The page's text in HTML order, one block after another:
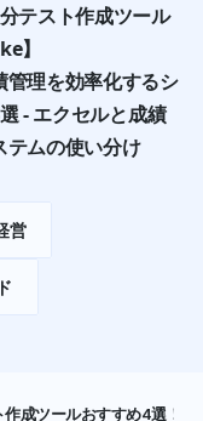
テスト作成ツール
】
管理を効率化するシ
- エクセルと成績
テムの使い分け
営
作成ツールおすすめ4選！問